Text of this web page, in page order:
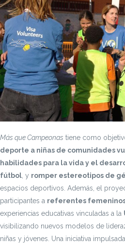
Más que Campeonas tiene como
deporte a niñas de comunidades
habilidades para la vida y el
fútbol , y romper estereotipos de
espacios deportivos. Además, el
participantes a referentes
experiencias educativas vinculadas a la
visibilizando nuevos modelos de
niñas y jóvenes. Una iniciativa